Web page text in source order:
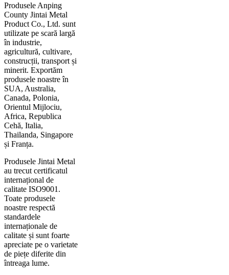
Produsele Anping
County Jintai Metal
Product Co., Ltd. sunt
utilizate pe scară largă
în industrie,
agricultură, cultivare,
construcții, transport și
minerit. Exportăm
produsele noastre în
SUA, Australia,
Canada, Polonia,
Orientul Mijlociu,
Africa, Republica
Cehă, Italia,
Thailanda, Singapore
și Franța.
Produsele Jintai Metal
au trecut certificatul
internațional de
calitate ISO9001.
Toate produsele
noastre respectă
standardele
internaționale de
calitate și sunt foarte
apreciate pe o varietate
de piețe diferite din
întreaga lume.